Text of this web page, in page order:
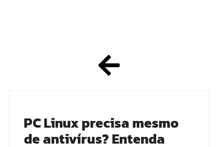
PC Linux precisa mesmo
de antivírus? Entenda